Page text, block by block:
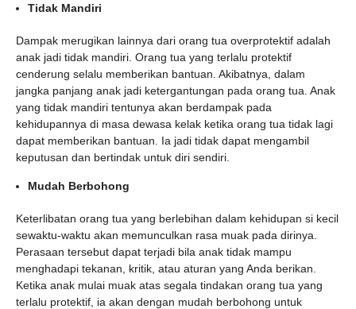
Tidak Mandiri
Dampak merugikan lainnya dari orang tua overprotektif adalah
anak jadi tidak mandiri. Orang tua yang terlalu protektif
cenderung selalu memberikan bantuan. Akibatnya, dalam
jangka panjang anak jadi ketergantungan pada orang tua. Anak
yang tidak mandiri tentunya akan berdampak pada
kehidupannya di masa dewasa kelak ketika orang tua tidak lagi
dapat memberikan bantuan. Ia jadi tidak dapat mengambil
keputusan dan bertindak untuk diri sendiri.
Mudah Berbohong
Keterlibatan orang tua yang berlebihan dalam kehidupan si kecil
sewaktu-waktu akan memunculkan rasa muak pada dirinya.
Perasaan tersebut dapat terjadi bila anak tidak mampu
menghadapi tekanan, kritik, atau aturan yang Anda berikan.
Ketika anak mulai muak atas segala tindakan orang tua yang
terlalu protektif, ia akan dengan mudah berbohong untuk